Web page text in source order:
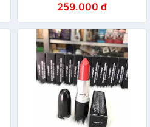
259.000 đ